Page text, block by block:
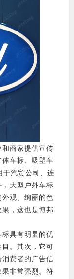
商家提供宣传
车标、吸塑车
于汽贸公司、连
大型户外车标
观、绚丽的色
，这也是博邦
具有明显的优
。其次，它可
消费者的广告信
非常强烈。符